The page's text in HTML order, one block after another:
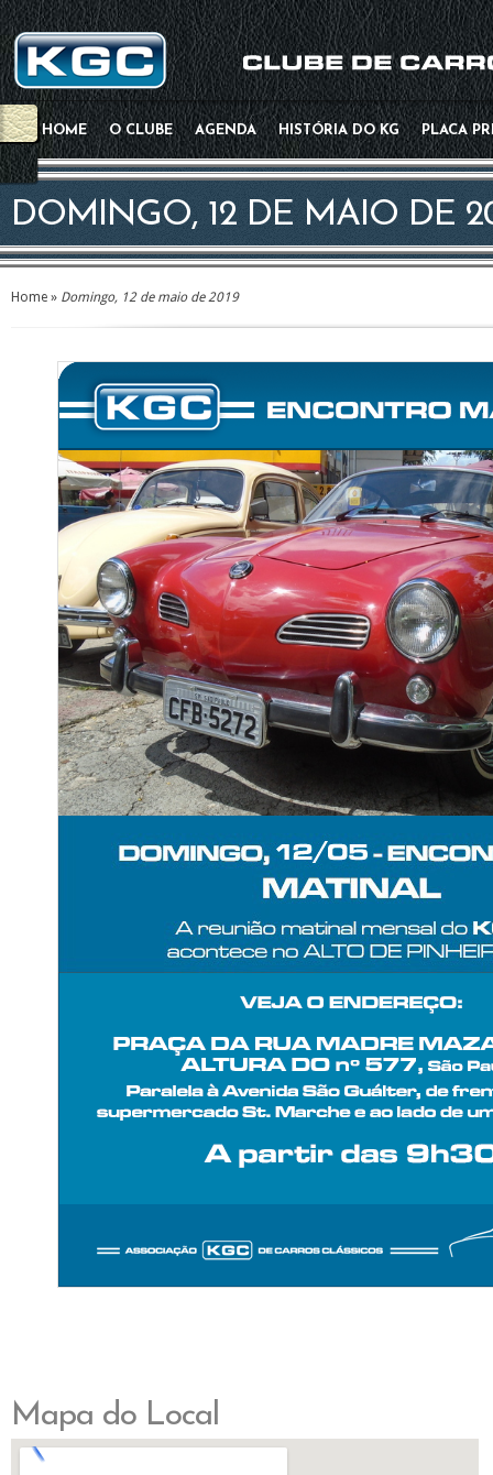
HOME O CLUBE AGENDA HISTÓRIA DO KG PLACA
DOMINGO, 12 DE MAIO DE
Home » Domingo, 12 de maio de 2019
Mapa do Local